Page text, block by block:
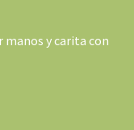
manos y carita con